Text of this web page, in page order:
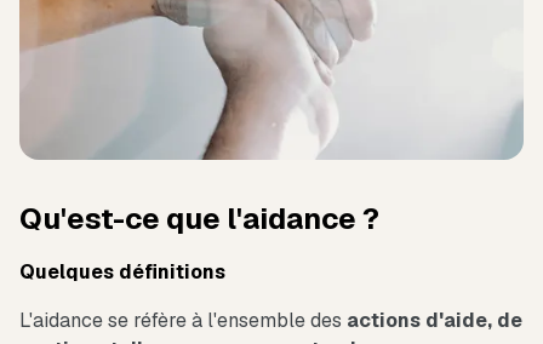
Qu'est-ce que l'aidance ?
Quelques définitions
L'aidance se réfère à l'ensemble des actions d'aide, de